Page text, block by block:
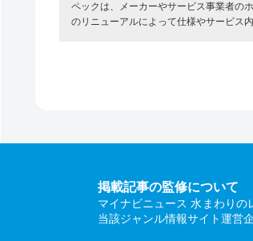
ペックは、メーカーやサービス事業者の
のリニューアルによって仕様やサービス
掲載記事の監修について
マイナビニュース 水まわりの
当該ジャンル情報サイト運営